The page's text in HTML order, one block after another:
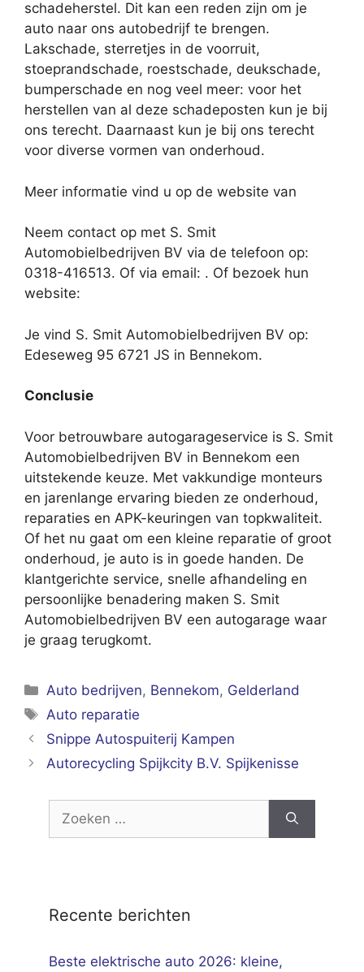
schadeherstel. Dit kan een reden zijn om je
auto naar ons autobedrijf te brengen.
Lakschade, sterretjes in de voorruit,
stoeprandschade, roestschade, deukschade,
bumperschade en nog veel meer: voor het
herstellen van al deze schadeposten kun je bij
ons terecht. Daarnaast kun je bij ons terecht
voor diverse vormen van onderhoud.
Meer informatie vind u op de website van
Neem contact op met S. Smit
Automobielbedrijven BV via de telefoon op:
0318-416513. Of via email: . Of bezoek hun
website:
Je vind S. Smit Automobielbedrijven BV op:
Edeseweg 95 6721 JS in Bennekom.
Conclusie
Voor betrouwbare autogarageservice is S. Smit
Automobielbedrijven BV in Bennekom een
uitstekende keuze. Met vakkundige monteurs
en jarenlange ervaring bieden ze onderhoud,
reparaties en APK-keuringen van topkwaliteit.
Of het nu gaat om een kleine reparatie of groot
onderhoud, je auto is in goede handen. De
klantgerichte service, snelle afhandeling en
persoonlijke benadering maken S. Smit
Automobielbedrijven BV een autogarage waar
je graag terugkomt.
Categorieën
Auto bedrijven, Bennekom, Gelderland
Tags
Auto reparatie
Snippe Autospuiterij Kampen
Autorecycling Spijkcity B.V. Spijkenisse
naar:
Recente berichten
Beste elektrische auto 2026: kleine,